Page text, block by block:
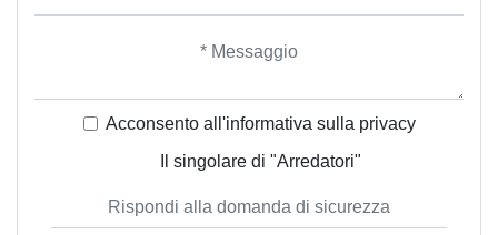
Acconsento all'informativa sulla privacy
Il singolare di "Arredatori"